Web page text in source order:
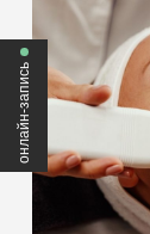
онлайн-запись